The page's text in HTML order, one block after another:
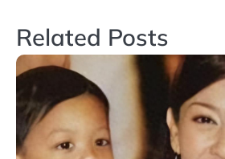
航
Related Posts